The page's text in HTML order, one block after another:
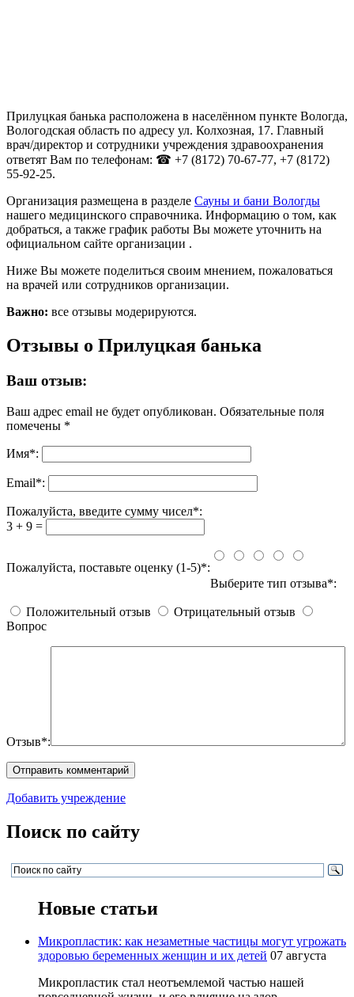
Прилуцкая банька расположена в населённом пункте Вологда,
Вологодская область по адресу ул. Колхозная, 17. Главный
врач/директор и сотрудники учреждения здравоохранения
ответят Вам по телефонам: ☎ +7 (8172) 70-67-77, +7 (8172)
55-92-25.
Организация размещена в разделе Сауны и бани Вологды
нашего медицинского справочника. Информацию о том, как
добраться, а также график работы Вы можете уточнить на
официальном сайте организации .
Ниже Вы можете поделиться своим мнением, пожаловаться
на врачей или сотрудников организации.
Важно: все отзывы модерируются.
Отзывы о Прилуцкая банька
Ваш отзыв:
Ваш адрес email не будет опубликован. Обязательные поля
помечены *
Имя*:
Email*:
Пожалуйста, введите сумму чисел*:
3 + 9 =
Пожалуйста, поставьте оценку (1-5)*:
Выберите тип отзыва*:
Положительный отзыв
Отрицательный отзыв
Вопрос
Отзыв*:
Добавить учреждение
Поиск по сайту
Новые статьи
Микропластик: как незаметные частицы могут угрожать
здоровью беременных женщин и их детей 07 августа
Микропластик стал неотъемлемой частью нашей